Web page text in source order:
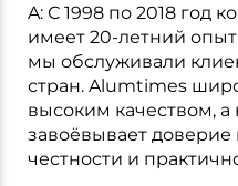
A: С 1998 по 2018 год
имеет 20-летний
мы обслуживали
стран. Alumtimes
высоким качеством,
завоёвывает доверие
честности и